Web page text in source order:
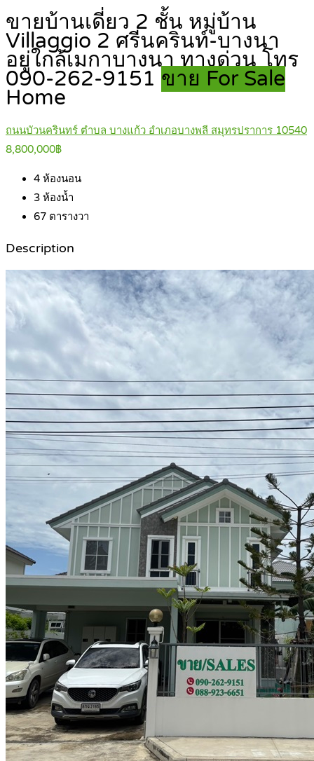
ขายบ้านเดี่ยว 2 ชั้น หมู่บ้าน
Villaggio 2 ศรีนครินท์-บางนา
อยู่ใกล้เมกาบางนา ทางด่วน โทร
090-262-9151 ขาย For Sale
Home
ถนนบัวนครินทร์ ตำบล บางแก้ว อำเภอบางพลี สมุทรปราการ 10540
8,800,000฿
4 ห้องนอน
3 ห้องน้ำ
67 ตารางวา
Description